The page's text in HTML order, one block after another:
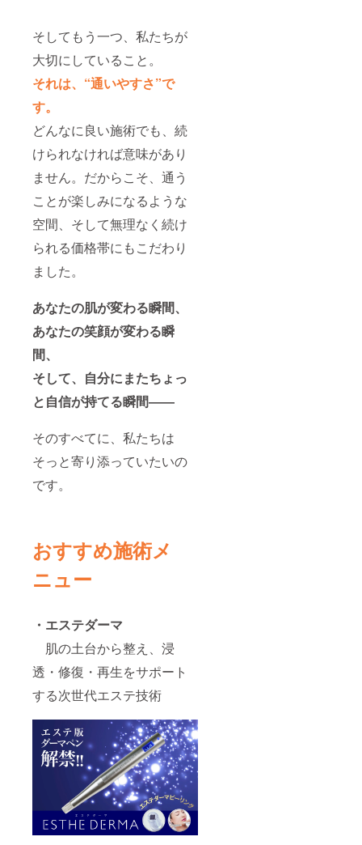
そしてもう一つ、私たちが
大切にしていること。
それは、“通いやすさ”で
す。
どんなに良い施術でも、続
けられなければ意味があり
ません。だからこそ、通う
ことが楽しみになるような
空間、そして無理なく続け
られる価格帯にもこだわり
ました。
あなたの肌が変わる瞬間、
あなたの笑顔が変わる瞬
間、
そして、自分にまたちょっ
と自信が持てる瞬間――
そのすべてに、私たちは
そっと寄り添っていたいの
です。
おすすめ施術メ
ニュー
・エステダーマ
肌の土台から整え、浸
透・修復・再生をサポート
する次世代エステ技術